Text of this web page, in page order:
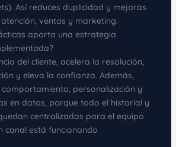
Así reduces duplicidad y mejoras
ventas y marketing.
aporta una estrategia
del cliente, acelera la resolución,
y eleva la confianza. Además,
personalización y
en datos, porque todo el historial y
centralizadas para el equipo.
canal está funcionando